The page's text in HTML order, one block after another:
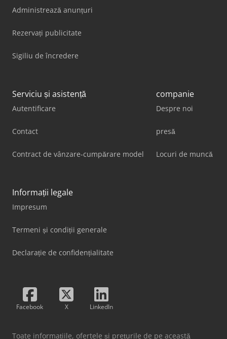
Administrează anunțuri
Rezervați publicitate
Sigiliu de încredere
Serviciu și asistență
Autentificare
Contact
Contract de vânzare-cumpărare model
companie
Despre noi
presă
Locuri de muncă
Informații legale
Impresum
Termeni și condiții generale
Declarație de confidențialitate
Facebook X LinkedIn
Toate informațiile, ofertele și prețurile de pe această